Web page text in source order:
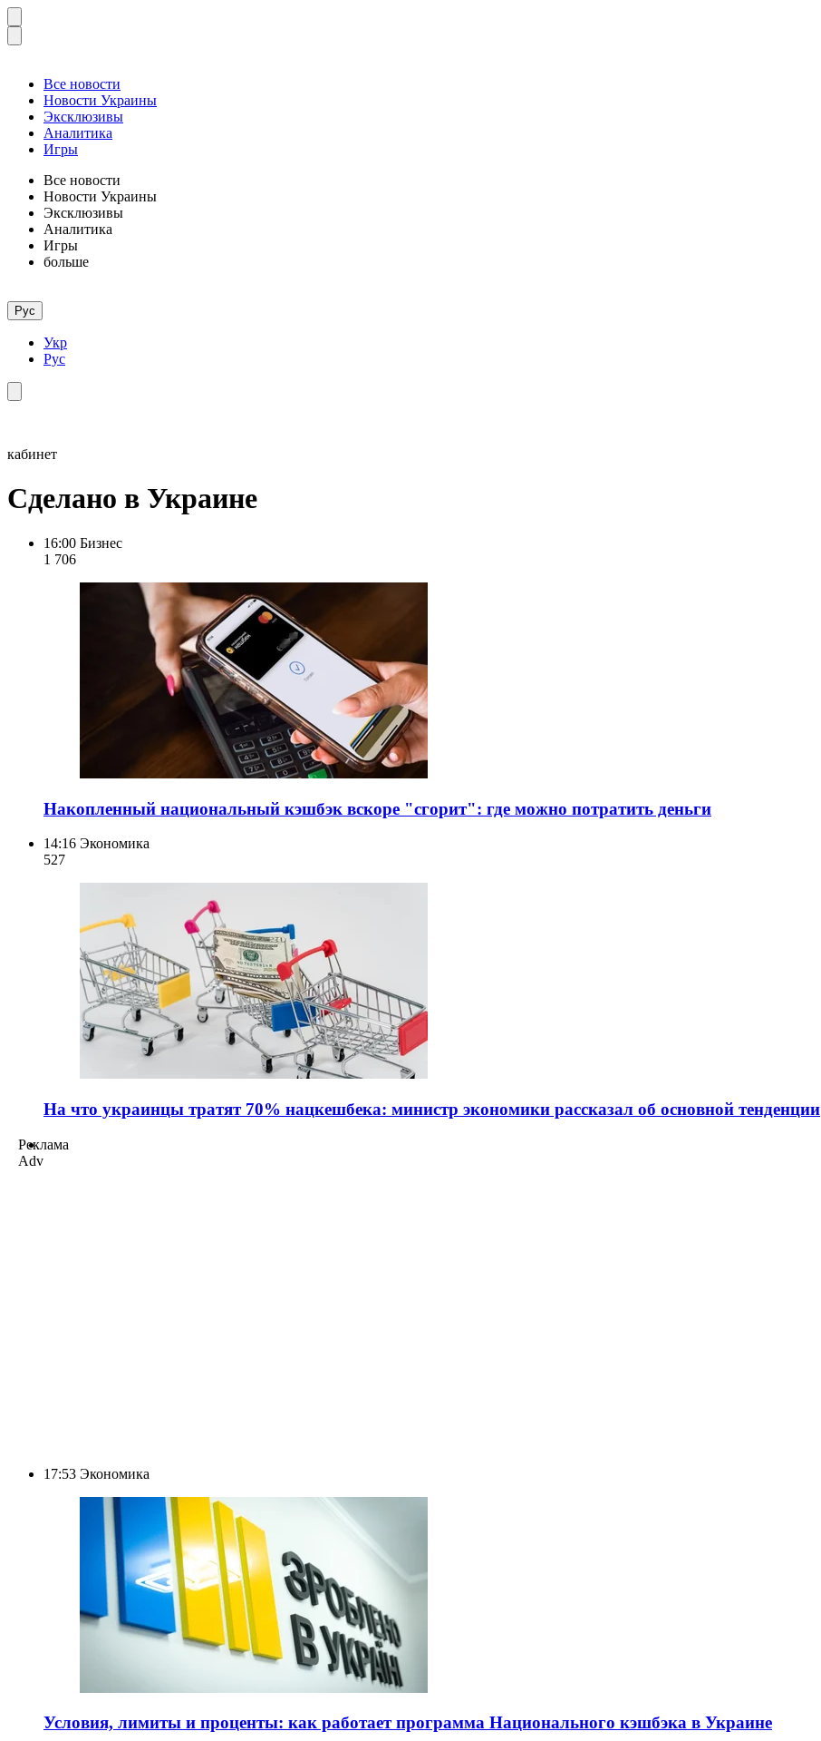
Все новости
Новости Украины
Эксклюзивы
Аналитика
Игры
Все новости
Новости Украины
Эксклюзивы
Аналитика
Игры
больше
Рус
Укр
Рус
кабинет
Сделано в Украине
16:00 Бизнес
1 706
Накопленный национальный кэшбэк вскоре "сгорит": где можно потратить деньги
14:16 Экономика
527
На что украинцы тратят 70% нацкешбека: министр экономики рассказал об основной тенденции
Реклама
Adv
17:53 Экономика
Условия, лимиты и проценты: как работает программа Национального кэшбэка в Украине